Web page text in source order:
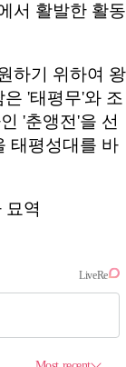
서 활발한 활동
하기 위하여 왕
'태평무'와 조
'춘앵전'을 선
태평성대를 바
묘역